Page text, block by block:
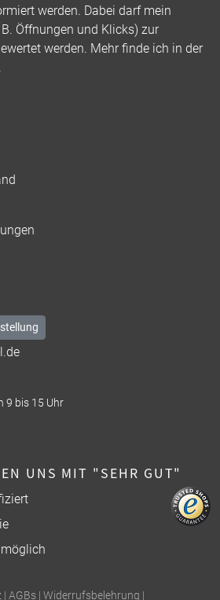
werden. Dabei darf mein
Öffnungen und Klicks) zur
werden. Mehr finde ich in der
9 bis 15 Uhr
UNS MIT "SEHR GUT"
| AGBs | Widerrufsbelehrung |